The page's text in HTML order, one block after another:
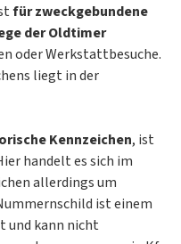
für zweckgebundene
der Oldtimer
oder Werkstattbesuche.
liegt in der
Kennzeichen, ist
handelt es sich im
allerdings um
ist einem
und kann nicht